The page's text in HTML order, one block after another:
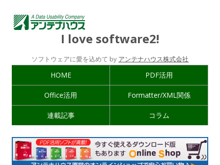
I love software2!
ソフトウェアに愛を込めて by アンテナハウス株式会社
HOME PDF活用
Office活用 Formatter/XML関係
連載記事 コラム